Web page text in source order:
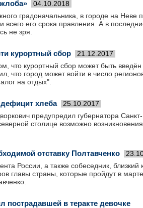
04.10.2018
градоначальника, в городе на Неве
всего его срока правления. А в
не зря.
курортный сбор 21.12.2017
что курортный сбор может быть введён
что город может войти в число
на отдых".
хлеба 25.10.2017
предупредил губернатора
столице возможно
отставку Полтавченко
России, а также собеседник, близкий
главы страны, которые пройдут в
пострадавшей в теракте девочке